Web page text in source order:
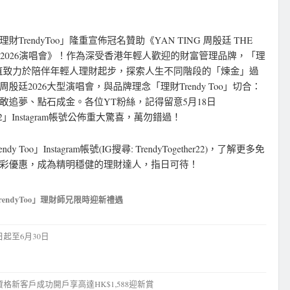
財TrendyToo」隆重宣佈冠名贊助《YAN TING 周殷廷 THE
演唱會》！作為深受香港年輕人歡迎的財富管理品牌，「理
致力於陪伴年輕人理財起步，探索人生不同階段的「煉金」過
殷廷2026大型演唱會，與品牌理念「理財Trendy Too」切合：
追夢、點石成金。各位YT粉絲，記得留意5月18日
」Instagram帳號公佈重大驚喜，萬勿錯過！
Too」Instagram帳號(IG搜尋: TrendyTogether22)，了解更多免
優惠，成為精明穩健的理財達人，指日可待！
」理財師兄限時迎新禮遇
起至6月30日
格新客戶成功開戶享高達HK$1,588迎新賞